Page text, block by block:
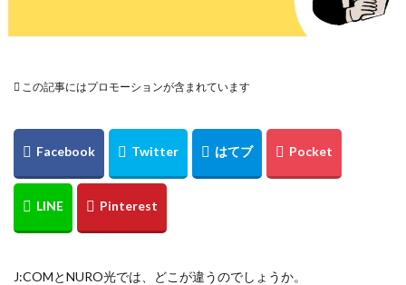
この記事にはプロモーションが含まれています
J:COMとNURO光では、どこが違うのでしょうか。